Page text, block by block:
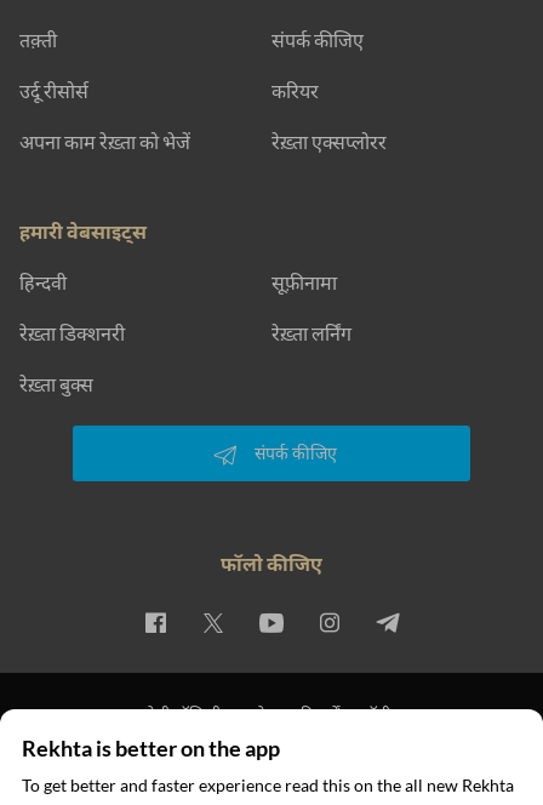
तक़्ती
उर्दू रीसोर्स
अपना काम रेख़्ता को भेजें
संपर्क कीजिए
करियर
रेख़्ता एक्सप्लोरर
हमारी वेबसाइट्स
हिन्दवी सूफ़ीनामा
रेख़्ता डिक्शनरी रेख़्ता लर्निंग
रेख़्ता बुक्स
संपर्क कीजिए
फॉलो कीजिए
प्राइवेसी पॉलिसी इस्तेमाल की शर्तें कॉपीराइट
© 2026 Rekhta™ Foundation. All rights reserved.
Rekhta is better on the app
To get better and faster experience read this on the all new Rekhta